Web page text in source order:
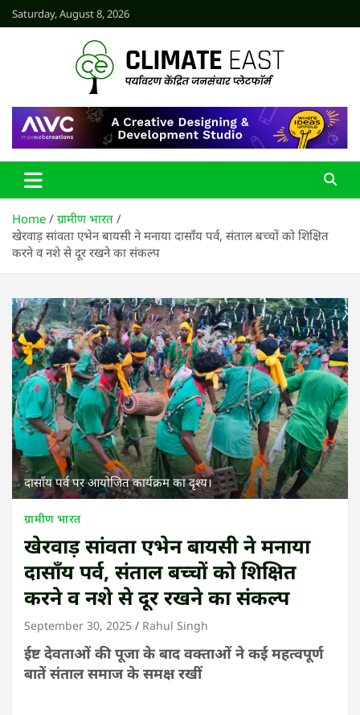
Skip
to
Saturday, August 8, 2026
CLIMATE EAST
Home
ग्रामीण भारत
खेरवाड़ सांवता एभेन बायसी ने मनाया दासॉंय पर्व, संताल बच्चों को शिक्षित
करने व नशे से दूर रखने का संकल्प
दासॉंय पर्व पर आयोजित कार्यक्रम का दृश्य।
ग्रामीण भारत
खेरवाड़ सांवता एभेन बायसी ने मनाया
दासॉंय पर्व, संताल बच्चों को शिक्षित
करने व नशे से दूर रखने का संकल्प
September 30, 2025 Rahul Singh
ईष्ट देवताओं की पूजा के बाद वक्ताओं ने कई महत्वपूर्ण
बातें संताल समाज के समक्ष रखीं